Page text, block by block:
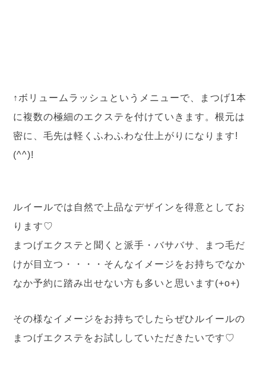
↑ボリュームラッシュというメニューで、まつげ1本
に複数の極細のエクステを付けていきます。根元は
密に、毛先は軽くふわふわな仕上がりになります!
(^^)!
ルイールでは自然で上品なデザインを得意としてお
ります♡
まつげエクステと聞くと派手・バサバサ、まつ毛だ
けが目立つ・・・・そんなイメージをお持ちでなか
なか予約に踏み出せない方も多いと思います(+o+)
その様なイメージをお持ちでしたらぜひルイールの
まつげエクステをお試ししていただきたいです♡